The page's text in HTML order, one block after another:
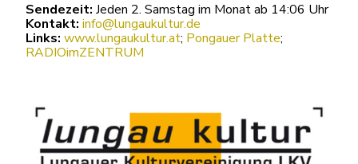
Sendezeit: Jeden 2. Samstag im Monat ab 14:06 Uhr
Kontakt: info@lungaukultur.de
Links: www.lungaukultur.at; Pongauer Platte;
RADIOimZENTRUM